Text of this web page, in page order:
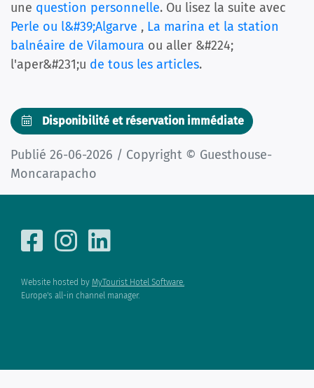
une question personnelle. Ou lisez la suite avec
Perle ou l&#39;Algarve , La marina et la station
balnéaire de Vilamoura ou aller &#224;
l'aper&#231;u de tous les articles.
Disponibilité et réservation immédiate
Publié 26-06-2026 / Copyright © Guesthouse-
Moncarapacho
Website hosted by MyTourist Hotel Software.
Europe's all-in channel manager.